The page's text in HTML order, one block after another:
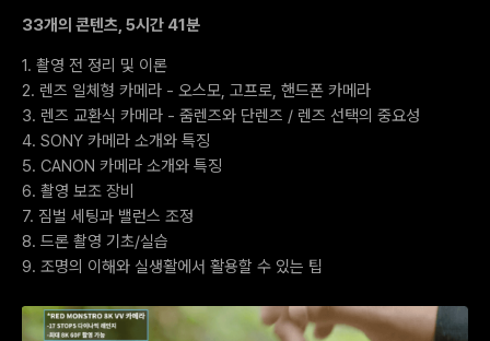
33개의 콘텐츠, 5시간 41분
1. 촬영 전 정리 및 이론
2. 렌즈 일체형 카메라 - 오스모, 고프로, 핸드폰 카메라
3. 렌즈 교환식 카메라 - 줌렌즈와 단렌즈 / 렌즈 선택의 중요성
4. SONY 카메라 소개와 특징
5. CANON 카메라 소개와 특징
6. 촬영 보조 장비
7. 짐벌 세팅과 밸런스 조정
8. 드론 촬영 기초/실습
9. 조명의 이해와 실생활에서 활용할 수 있는 팁